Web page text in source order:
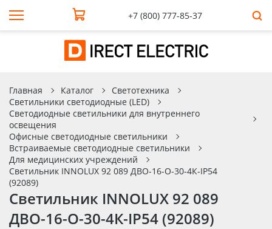
+7 (800) 777-85-37
Главная Каталог
Светотехника
Светильники светодиодные (LED)
Светодиодные светильники для внутреннего
освещения
Офисные светодиодные светильники
Встраиваемые светодиодные светильники
Для медицинских учреждений
Светильник INNOLUX 92 089 ДВО-16-O-30-4К-IP54
(92089)
Светильник INNOLUX 92 089
ДВО-16-O-30-4К-IP54 (92089)